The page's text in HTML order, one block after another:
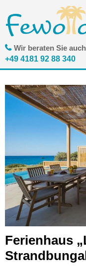
Wir beraten Sie
+49 4181 92 88 340
Ferienhaus